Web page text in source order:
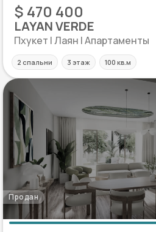
$ 470 400
LAYAN VERDE
Пхукет | Лаян | Апартаменты
2 спальни 3 этаж 100 кв.м
Продан